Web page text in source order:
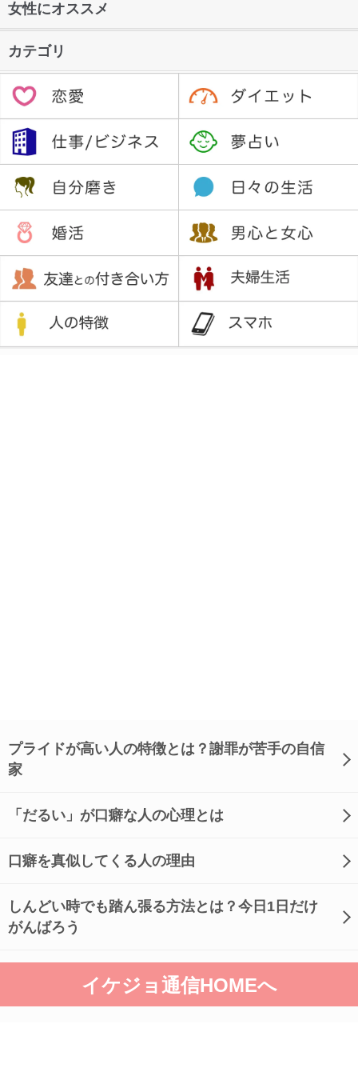
女性にオススメ
カテゴリ
プライドが高い人の特徴とは？謝罪が苦手の自信
家
「だるい」が口癖な人の心理とは
口癖を真似してくる人の理由
しんどい時でも踏ん張る方法とは？今日1日だけ
がんばろう
イケジョ通信HOMEへ